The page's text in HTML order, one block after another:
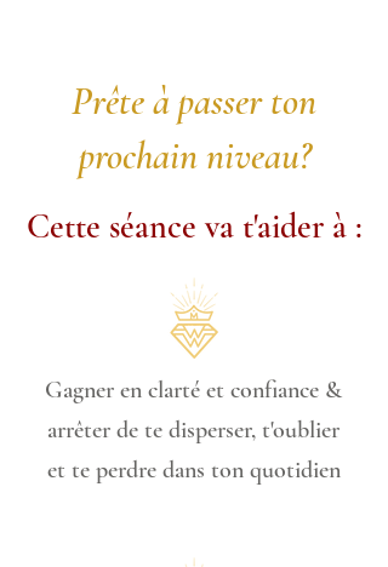
Prête à passer ton
prochain niveau?
Cette séance va t'aider à :
Gagner en clarté et confiance &
arrêter de te disperser, t'oublier
et te perdre dans ton quotidien